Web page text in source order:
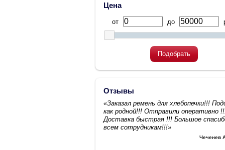
Цена
от до
Подобрать
Отзывы
«Заказал ремень для хлебопечки!!!
как родной!!! Отправили оперативно
Доставка быстрая !!! Большое
всем сотрудникам!!!»
Чеченев